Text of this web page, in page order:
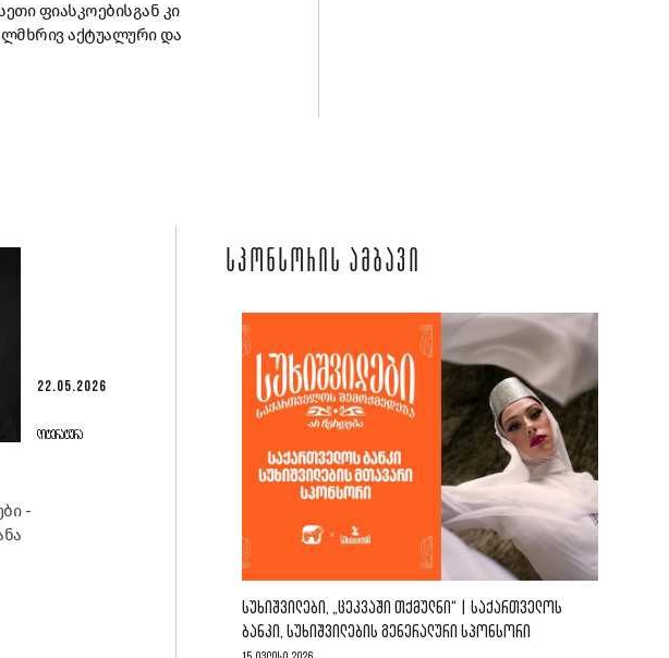
ფიასკოებისგან კი
აქტუალური და
22.05.2026
ᲚᲘᲢᲔᲠᲐᲢᲣᲠᲐ
-
ᲡᲞᲝᲜᲡᲝᲠᲘᲡ ᲐᲛᲑᲐᲕᲘ
ᲡᲣᲮᲘᲨᲕᲘᲚᲔᲑᲘ, „ᲪᲔᲙᲕᲐᲨᲘ ᲗᲥᲛᲣᲚᲜᲘ“ | ᲡᲐᲥᲐᲠᲗᲕᲔᲚᲝᲡ
ᲑᲐᲜᲙᲘ, ᲡᲣᲮᲘᲨᲕᲘᲚᲔᲑᲘᲡ ᲒᲔᲜᲔᲠᲐᲚᲣᲠᲘ ᲡᲞᲝᲜᲡᲝᲠᲘ